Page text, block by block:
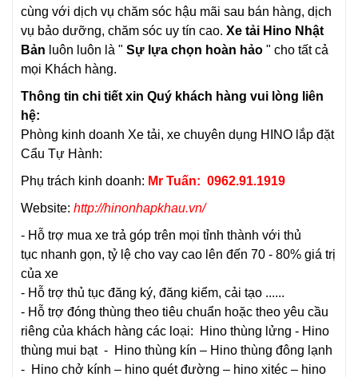
cùng với dịch vụ chăm sóc hậu mãi sau bán hàng, dịch
vụ bảo dưỡng, chăm sóc uy tín cao. Xe tải Hino Nhật
Bản luôn luôn là " Sự lựa chọn hoàn hảo " cho tất cả
mọi Khách hàng.
Thông tin chi tiết xin Quý khách hàng vui lòng liên
hệ:
Phòng kinh doanh Xe tải, xe chuyên dụng HINO lắp đặt
Cẩu Tự Hành:
Phụ trách kinh doanh: Mr Tuấn: 0962.91.1919
Website: http://hinonhapkhau.vn/
- Hỗ trợ mua xe trả góp trên mọi tỉnh thành với thủ
tục nhanh gọn, tỷ lệ cho vay cao lên đến 70 - 80% giá trị
của xe
- Hỗ trợ thủ tục đăng ký, đăng kiểm, cải tạo ......
- Hỗ trợ đóng thùng theo tiêu chuẩn hoặc theo yêu cầu
riêng của khách hàng các loại:
Hino thùng lửng - Hino
thùng mui bạt - Hino thùng kín – Hino thùng đông lạnh
- Hino chở kính – hino quét đường – hino xitéc – hino